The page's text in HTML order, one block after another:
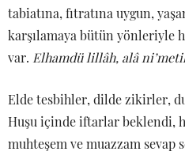
tabiatına, fıtratına uygun,
karşılamaya bütün yönleriyle
var. Elhamdü lillâh, alâ
Elde tesbihler, dilde zikirler,
Huşu içinde iftarlar beklendi,
muhteşem ve muazzam sevap